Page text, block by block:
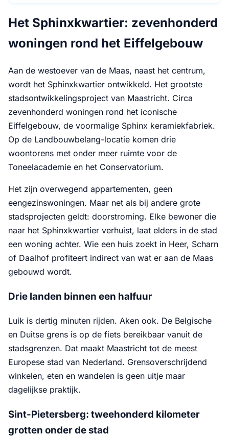
Het Sphinxkwartier: zevenhonderd
woningen rond het Eiffelgebouw
Aan de westoever van de Maas, naast het centrum,
wordt het Sphinxkwartier ontwikkeld. Het grootste
stadsontwikkelingsproject van Maastricht. Circa
zevenhonderd woningen rond het iconische
Eiffelgebouw, de voormalige Sphinx keramiekfabriek.
Op de Landbouwbelang-locatie komen drie
woontorens met onder meer ruimte voor de
Toneelacademie en het Conservatorium.
Het zijn overwegend appartementen, geen
eengezinswoningen. Maar net als bij andere grote
stadsprojecten geldt: doorstroming. Elke bewoner die
naar het Sphinxkwartier verhuist, laat elders in de stad
een woning achter. Wie een huis zoekt in Heer, Scharn
of Daalhof profiteert indirect van wat er aan de Maas
gebouwd wordt.
Drie landen binnen een halfuur
Luik is dertig minuten rijden. Aken ook. De Belgische
en Duitse grens is op de fiets bereikbaar vanuit de
stadsgrenzen. Dat maakt Maastricht tot de meest
Europese stad van Nederland. Grensoverschrijdend
winkelen, eten en wandelen is geen uitje maar
dagelijkse praktijk.
Sint-Pietersberg: tweehonderd kilometer
grotten onder de stad